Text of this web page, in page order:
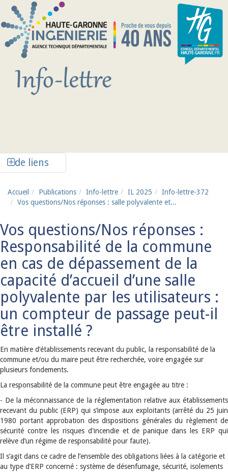
Aller au contenu principal
de liens
Accueil Publications Info-lettre IL 2025
Info-lettre-372
Vos questions/Nos réponses : salle polyvalente et...
Vos questions/Nos réponses :
Responsabilité de la commune
en cas de dépassement de la
capacité d’accueil d’une salle
polyvalente par les utilisateurs :
un compteur de passage peut-il
être installé ?
En matière d’établissements recevant du public, la responsabilité de la
commune et/ou du maire peut être recherchée, voire engagée sur
plusieurs fondements.
La responsabilité de la commune peut être engagée au titre :
- De la méconnaissance de la réglementation relative aux établissements
recevant du public (ERP) qui s’impose aux exploitants (arrêté du 25 juin
1980 portant approbation des dispositions générales du règlement de
sécurité contre les risques d'incendie et de panique dans les ERP qui
relève d’un régime de responsabilité pour faute).
Il s’agit dans ce cadre de l’ensemble des obligations liées à la catégorie et
au type d’ERP concerné : système de désenfumage, sécurité, isolements